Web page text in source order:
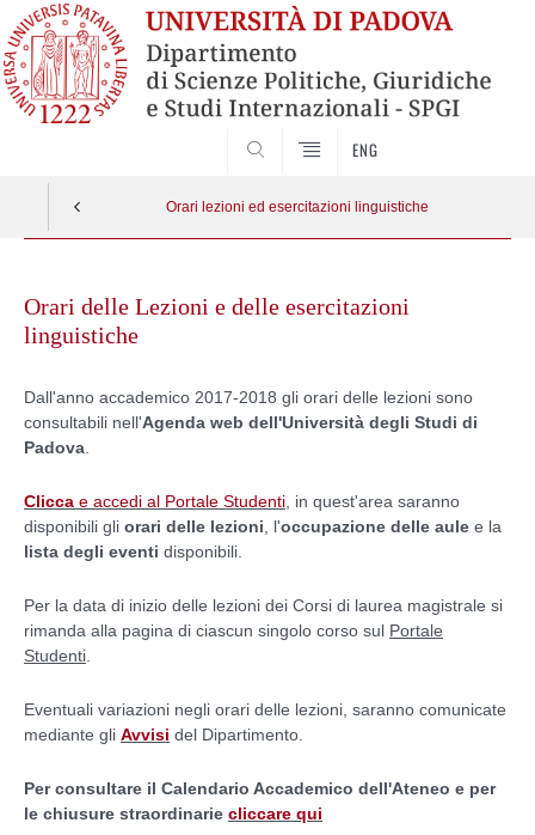
ENG
Orari lezioni ed esercitazioni linguistiche
contentOrari delle Lezioni e delle esercitazioni
linguistiche
Dall'anno accademico 2017-2018 gli orari delle lezioni sono
consultabili nell'Agenda web dell'Università degli Studi di
Padova
Clicca e accedi al Portale Studenti , in quest'area saranno
disponibili gli orari delle lezioni , l'occupazione delle aule e la
lista degli eventi disponibili.
Per la data di inizio delle lezioni dei Corsi di laurea magistrale si
rimanda alla pagina di ciascun singolo corso sul Portale
Studenti
Eventuali variazioni negli orari delle lezioni, saranno comunicate
mediante gli Avvisi del Dipartimento.
Per consultare il Calendario Accademico dell'Ateneo e per
le chiusure straordinarie cliccare qui